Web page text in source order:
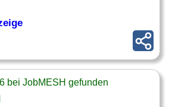
bei JobMESH gefunden